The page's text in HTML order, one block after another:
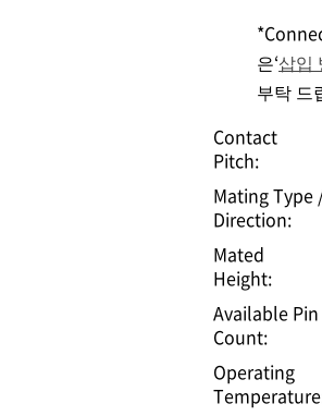
은‘삽입
부탁 드
Contact
Pitch:
Mating Type
Direction:
Mated
Height:
Available Pin
Count:
Operating